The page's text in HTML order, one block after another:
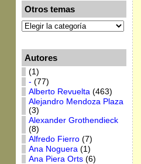
Otros temas
Autores
(1)
- (77)
Alberto Revuelta(463)
Alejandro Mendoza Plaza
(3)
Alexander Grothendieck
(8)
Alfredo Fierro(7)
Ana Noguera(1)
Ana Piera Orts(6)